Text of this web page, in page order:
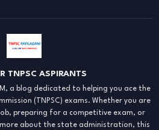
TNPSC ASPIRANTS
a blog dedicated to helping you ace the
(TNPSC) exams. Whether you are
preparing for a competitive exam, or
about the state administration, this